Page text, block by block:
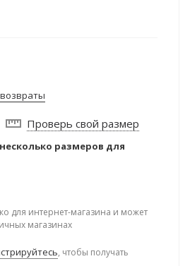
Проверь свой размер
размеров для
для интернет-магазина и может
магазинах
, чтобы получать